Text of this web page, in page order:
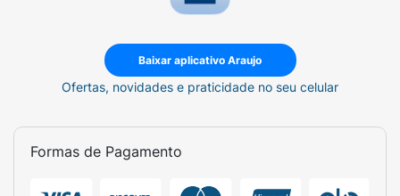
Baixar aplicativo Araujo
Ofertas, novidades e praticidade no seu celular
Formas de Pagamento